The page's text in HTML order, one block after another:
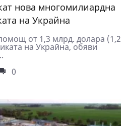
нова многомилиардна
на Украйна
от 1,3 млрд. долара (1,2
на Украйна, обяви
0